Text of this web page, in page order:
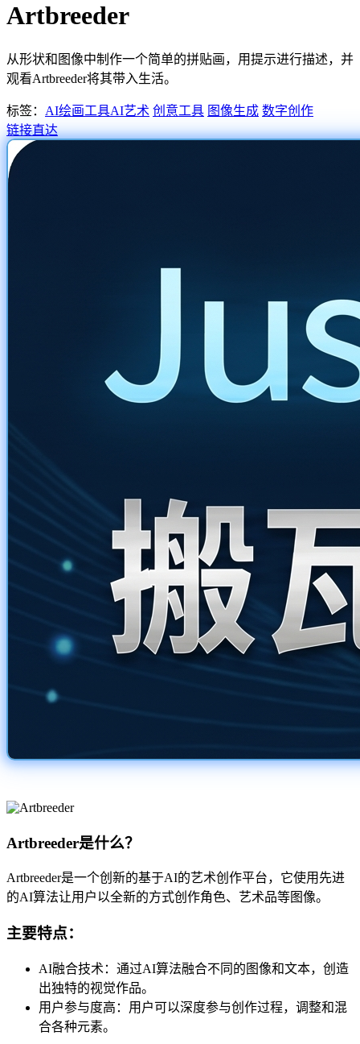
Artbreeder
从形状和图像中制作一个简单的拼贴画，用提示进行描述，并
观看Artbreeder将其带入生活。
标签： AI绘画工具AI艺术 创意工具 图像生成 数字创作
链接直达
Artbreeder是什么？
Artbreeder是一个创新的基于AI的艺术创作平台，它使用先进
的AI算法让用户以全新的方式创作角色、艺术品等图像。
主要特点：
AI融合技术：通过AI算法融合不同的图像和文本，创造
出独特的视觉作品。
用户参与度高：用户可以深度参与创作过程，调整和混
合各种元素。